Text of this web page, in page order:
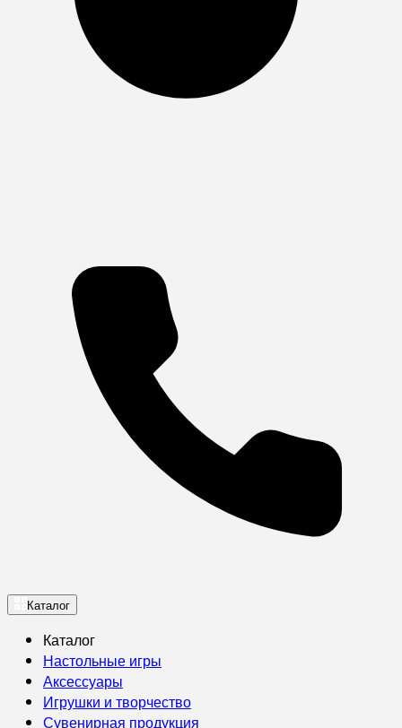
Каталог
Каталог
Настольные игры
Аксессуары
Игрушки и творчество
Сувенирная продукция